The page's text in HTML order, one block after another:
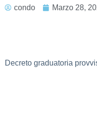
condo Marzo 28,
Decreto graduatoria